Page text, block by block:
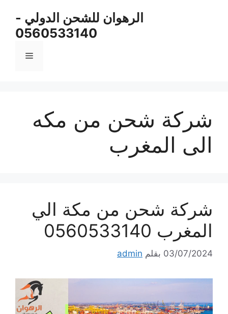
الرهوان للشحن الدولي -
0560533140
القائمة
شركة شحن من مكه
الى المغرب
شركة شحن من مكة الي
المغرب 0560533140
03/07/2024 بقلم admin